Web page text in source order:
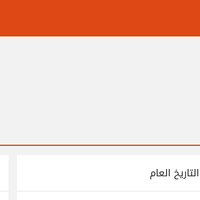
التاريخ العام